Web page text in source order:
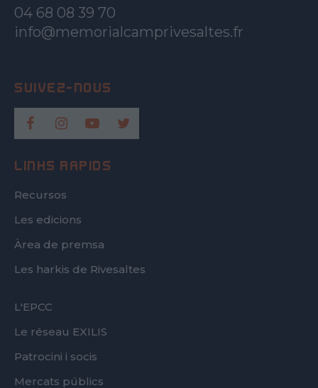
04 68 08 39 70
info@memorialcamprivesaltes.fr
LINKS RÀPIDS
Recursos
Les edicions
Àrea de premsa
Les harkis de Rivesaltes
FOOTER
L'EPCC
Le réseau EXILIS
Patrocini i socis
Mercats públics